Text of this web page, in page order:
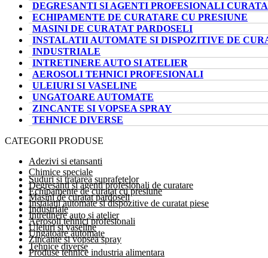
DEGRESANTI SI AGENTI PROFESIONALI
ECHIPAMENTE DE CURATARE CU PRESIUNE
MASINI DE CURATAT PARDOSELI
INSTALATII AUTOMATE SI DISPOZITIVE DE
INDUSTRIALE
INTRETINERE AUTO SI ATELIER
AEROSOLI TEHNICI PROFESIONALI
ULEIURI SI VASELINE
UNGATOARE AUTOMATE
ZINCANTE SI VOPSEA SPRAY
TEHNICE DIVERSE
CATEGORII PRODUSE
Adezivi si etansanti
Chimice speciale
Suduri si tratarea suprafetelor
Degresanti si agenti profesionali de curatare
Echipamente de curatat cu presiune
Masini de curatat pardoseli
Instalatii automate si dispozitive de curatat piese
Industriale
Intretinere auto si atelier
Aerosoli tehnici profesionali
Uleiuri si vaseline
Ungatoare automate
Zincante si vopsea spray
Tehnice diverse
Produse tehnice industria alimentara